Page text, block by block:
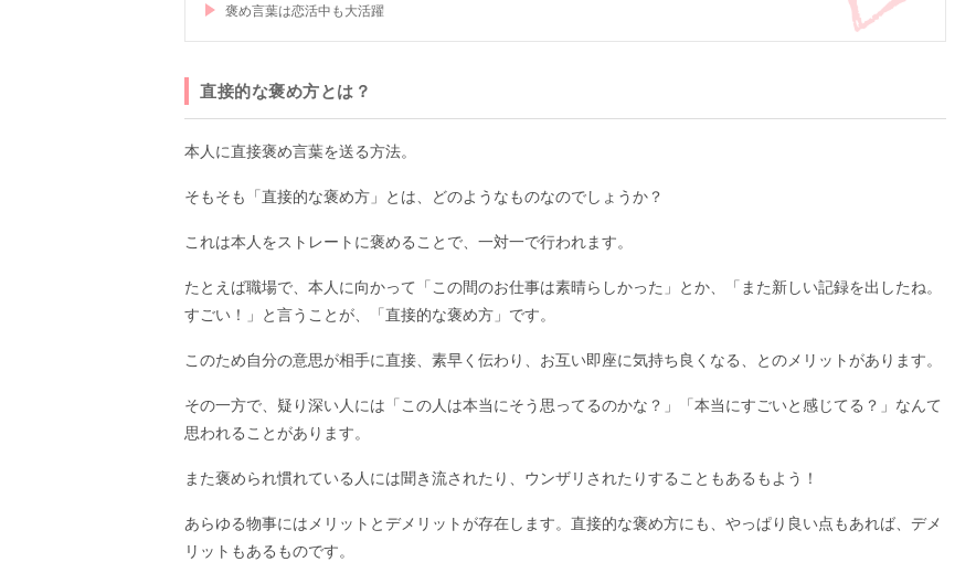
褒め言葉は恋活中も大活躍
直接的な褒め方とは？
本人に直接褒め言葉を送る方法。
そもそも「直接的な褒め方」とは、どのようなものなのでしょうか？
これは本人をストレートに褒めることで、一対一で行われます。
たとえば職場で、本人に向かって「この間のお仕事は素晴らしかった」とか、「また新しい記録を出したね。
すごい！」と言うことが、「直接的な褒め方」です。
このため自分の意思が相手に直接、素早く伝わり、お互い即座に気持ち良くなる、とのメリットがあります。
その一方で、疑り深い人には「この人は本当にそう思ってるのかな？」「本当にすごいと感じてる？」なんて
思われることがあります。
また褒められ慣れている人には聞き流されたり、ウンザリされたりすることもあるもよう！
あらゆる物事にはメリットとデメリットが存在します。直接的な褒め方にも、やっぱり良い点もあれば、デメ
リットもあるものです。